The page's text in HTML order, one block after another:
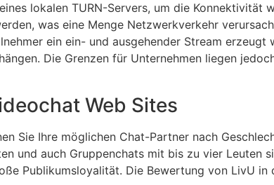
lokalen TURN-Servers, um die Konnektivität
was eine Menge Netzwerkverkehr
ein ein- und ausgehender Stream
Die Grenzen für Unternehmen liegen
Web Sites
Sie Ihre möglichen Chat-Partner nach
und auch Gruppenchats mit bis zu vier
Publikumsloyalität. Die Bewertung von LivU